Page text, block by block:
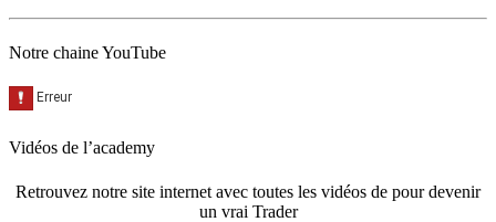
Notre chaine YouTube
Vidéos de l’academy
Retrouvez notre site internet avec toutes les vidéos de pour devenir
un vrai Trader